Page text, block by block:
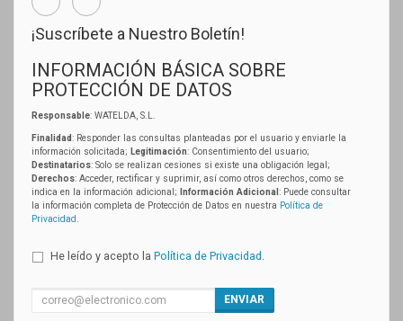
¡Suscríbete a Nuestro Boletín!
INFORMACIÓN BÁSICA SOBRE
PROTECCIÓN DE DATOS
Responsable: WATELDA, S.L.
Finalidad: Responder las consultas planteadas por el usuario y enviarle la
información solicitada; Legitimación: Consentimiento del usuario;
Destinatarios: Solo se realizan cesiones si existe una obligación legal;
Derechos: Acceder, rectificar y suprimir, así como otros derechos, como se
indica en la información adicional;
Información Adicional : Puede consultar
la información completa de Protección de Datos en nuestra Política de
Privacidad.
He leído y acepto la Política de Privacidad .
ENVIAR